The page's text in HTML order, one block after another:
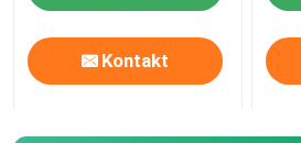
Kontakt